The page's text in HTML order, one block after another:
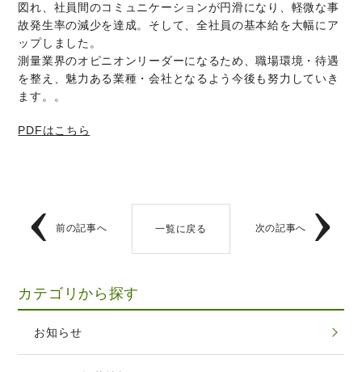
図れ、社員間のコミュニケーションが円滑になり、軽微な事
故発生率の減少を達成。そして、全社員の基本給を大幅にア
ップしました。
測量業界のオピニオンリーダーになるため、職場環境・待遇
を整え、魅力ある業種・会社となるよう今後も努力していき
ます。。
PDFはこちら
前の記事へ 一覧に戻る 次の記事へ
カテゴリから探す
お知らせ